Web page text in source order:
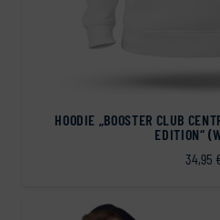
HOODIE „BOOSTER CLUB
EDITION“
34,95